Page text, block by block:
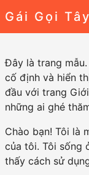
Gái Gọi
Đây là trang
cố định và hiển
đầu với trang
những ai ghé
Chào bạn! Tôi là
của tôi. Tôi sống
thấy cách sử